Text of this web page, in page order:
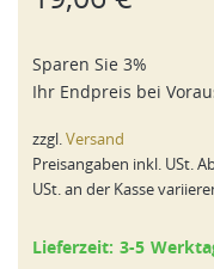
Sparen Sie 3%
Ihr Endpreis bei
zzgl.Versand
Preisangaben inkl. USt.
USt. an der Kasse
Lieferzeit: 3-5